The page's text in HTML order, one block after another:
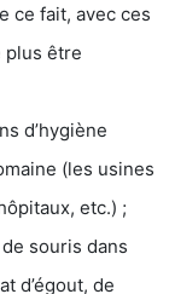
ce fait, avec ces
plus être
d’hygiène
(les usines
etc.) ;
souris dans
d’égout, de